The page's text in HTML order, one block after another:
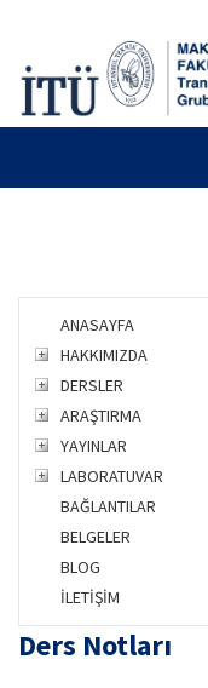
ANASAYFA
HAKKIMIZDA
DERSLER
ARAŞTIRMA
YAYINLAR
LABORATUVAR
BAĞLANTILAR
BELGELER
BLOG
İLETİŞİM
Ders Notları